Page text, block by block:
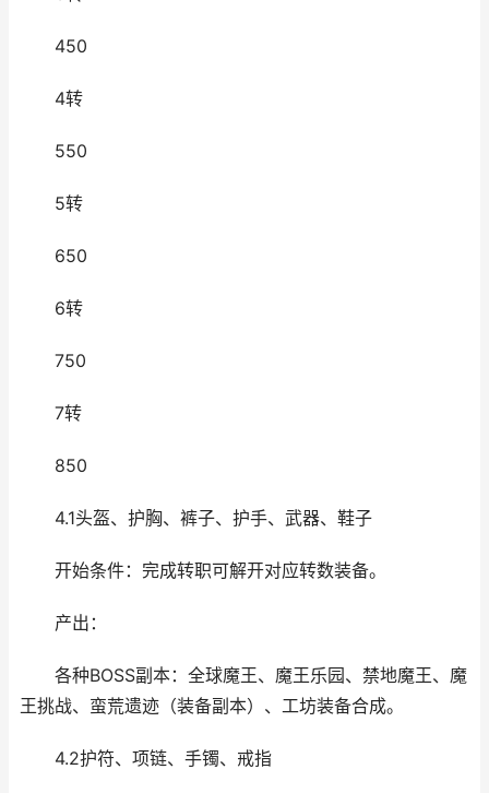
450
4转
550
5转
650
6转
750
7转
850
4.1头盔、护胸、裤子、护手、武器、鞋子
开始条件：完成转职可解开对应转数装备。
产出：
各种BOSS副本：全球魔王、魔王乐园、禁地魔王、魔
王挑战、蛮荒遗迹（装备副本）、工坊装备合成。
4.2护符、项链、手镯、戒指